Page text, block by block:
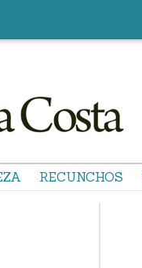
RECUNCHOS